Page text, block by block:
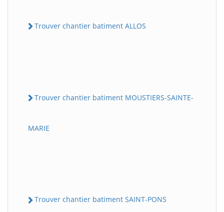
Trouver chantier batiment ALLOS
Trouver chantier batiment MOUSTIERS-SAINTE-
MARIE
Trouver chantier batiment SAINT-PONS